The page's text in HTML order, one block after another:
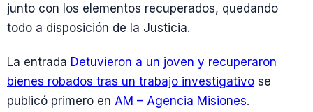
junto con los elementos recuperados, quedando
todo a disposición de la Justicia.
La entrada Detuvieron a un joven y recuperaron
bienes robados tras un trabajo investigativo se
publicó primero en AM – Agencia Misiones.